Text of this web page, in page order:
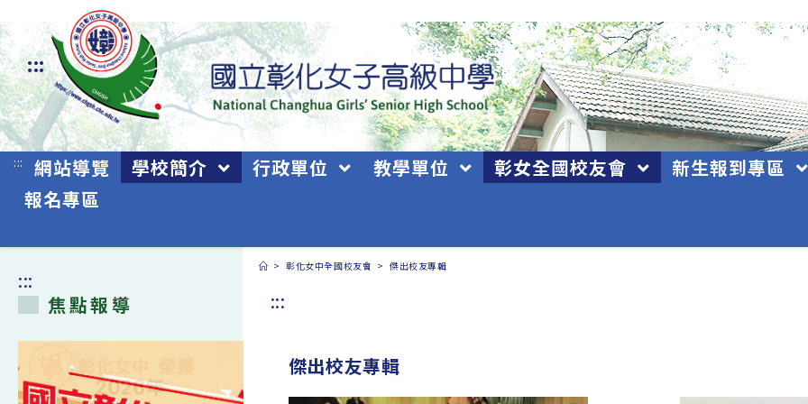
轉
至
主
要
:::
::: 網站導覽 學校簡介 行政單位 教學單位 彰女全國校友會
新生報到專區
報名專區
> 彰化女中全國校友會 > 傑出校友專輯
:::
傑出校友專輯
:::
焦點報導